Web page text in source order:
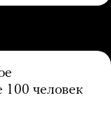
100 человек